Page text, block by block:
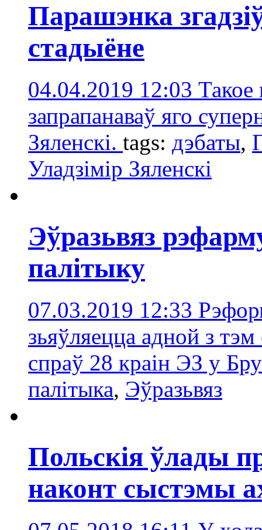
Парашэнка
стадыёне
04.04.2019 12:03 Такое
запрапанаваў яго
Зяленскі. tags: дэбаты,
Уладзімір Зяленскі
Эўразьвяз
палітыку
07.03.2019 12:33
зьяўляецца адной з
спраў 28 краін ЭЗ у
палітыка, Эўразьвяз
Польскія ўлады
наконт сыстэмы